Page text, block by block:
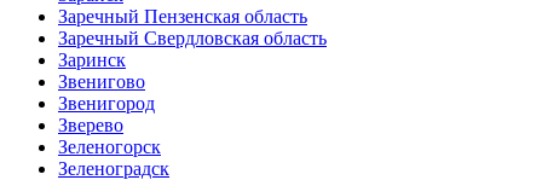
Заречный Пензенская область
Заречный Свердловская область
Заринск
Звенигово
Звенигород
Зверево
Зеленогорск
Зеленоградск